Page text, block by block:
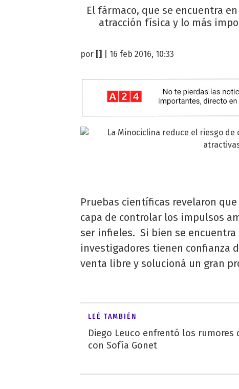
El fármaco, que se encuentra
atracción física y lo más
por | 16 feb 2016, 10:33
Pruebas científicas revelaron
capa de controlar los impulsos
ser infieles. Si bien se
investigadores tienen confianza
venta libre y solucioná un gran
LEÉ TAMBIÉN
Diego Leuco enfrentó los rumores
con Sofía Gonet